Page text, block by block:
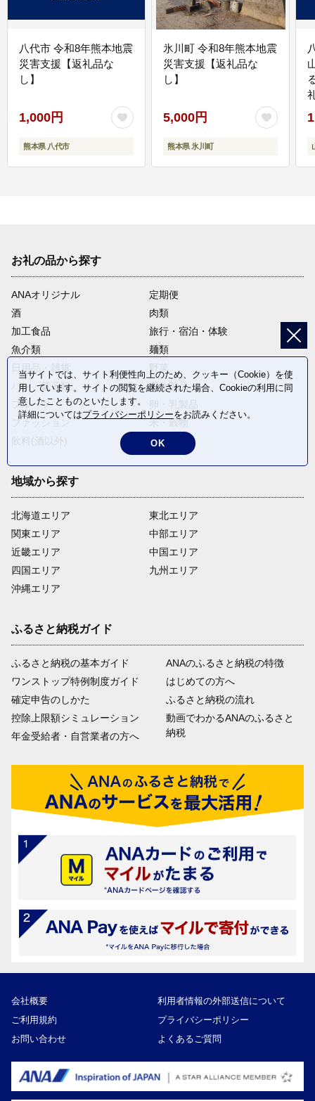
八代市 令和8年熊本地震
災害支援【返礼品な
し】
1,000円
熊本県 八代市
氷川町 令和8年熊本地震
災害支援【返礼品な
し】
5,000円
熊本県 氷川町
お礼の品から探す
ANAオリジナル
定期便
酒
肉類
加工食品
旅行・宿泊・体験
魚介類
麺類
日用品・雑貨
野菜
パン・菓子類
電化製品
フルーツ
ファッション
米・穀物
返礼品なし
地域から探す
北海道エリア
関東エリア
近畿エリア
四国エリア
沖縄エリア
東北エリア
中部エリア
中国エリア
九州エリア
ふるさと納税ガイド
ふるさと納税の基本ガイド
ワンストップ特例制度ガイド
確定申告のしかた
控除上限額シミュレーション
年金受給者・自営業者の方へ
ANAのふるさと納税の特徴
はじめての方へ
ふるさと納税の流れ
動画でわかるANAのふるさと
納税
会社概要
利用者情報の外部送信について
ご利用規約
プライバシーポリシー
お問い合わせ
よくあるご質問
当サイトでは、サイト利便性向上のため、クッキー（Cookie）を使
用しています。サイトの閲覧を継続された場合、Cookieの利用に同
意したことものといたします。
詳細についてはプライバシーポリシーをお読みください。
OK